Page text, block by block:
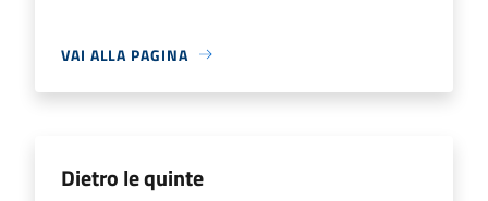
VAI ALLA PAGINA
Dietro le quinte